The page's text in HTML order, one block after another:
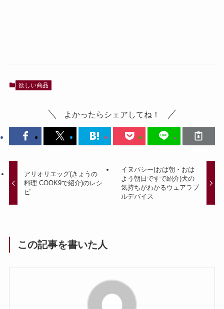
欲しい商品
よかったらシェアしてね！
アリオリエッグ(きょうの
料理 COOK9で紹介)のレシ
ピ
イヌパシー(おは朝・おは
よう朝日ですで紹介)犬の
気持ちがわかるウェアラブ
ルデバイス
この記事を書いた人